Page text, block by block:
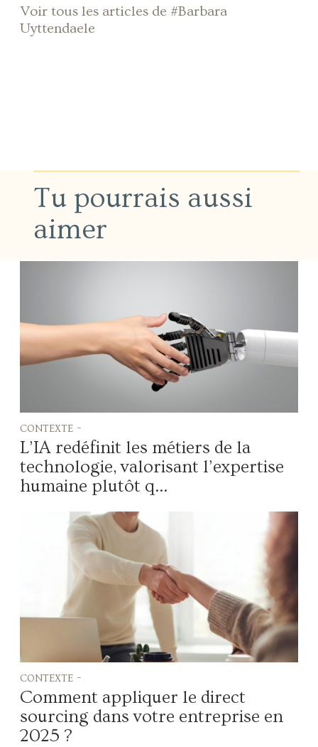
Voir tous les articles de #Barbara
Uyttendaele
Tu pourrais aussi
aimer
contexte -
L’IA redéfinit les métiers de la
technologie, valorisant l’expertise
humaine plutôt q...
contexte -
Comment appliquer le direct
sourcing dans votre entreprise en
2025 ?